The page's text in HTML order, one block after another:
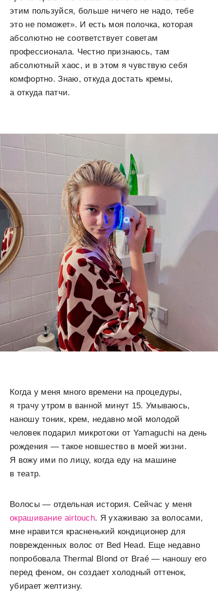
этим пользуйся, больше ничего не надо, тебе
это не поможет». И есть моя полочка, которая
абсолютно не соответствует советам
профессионала. Честно признаюсь, там
абсолютный хаос, и в этом я чувствую себя
комфортно. Знаю, откуда достать кремы,
а откуда патчи.
Когда у меня много времени на процедуры,
я трачу утром в ванной минут 15. Умываюсь,
наношу тоник, крем, недавно мой молодой
человек подарил микротоки от Yamaguchi на день
рождения — такое новшество в моей жизни.
Я вожу ими по лицу, когда еду на машине
в театр.
Волосы — отдельная история. Сейчас у меня
окрашивание airtouch. Я ухаживаю за волосами,
мне нравится красненький кондиционер для
поврежденных волос от Bed Head. Еще недавно
попробовала Thermal Blond от Braé — наношу его
перед феном, он создает холодный оттенок,
убирает желтизну.